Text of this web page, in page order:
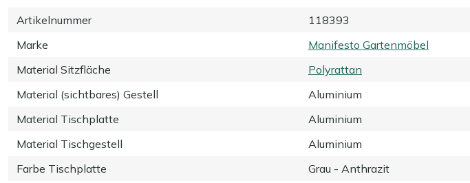
Artikelnummer
118393
Marke
Manifesto Gartenmöbel
Material Sitzfläche
Polyrattan
Material (sichtbares) Gestell
Aluminium
Material Tischplatte
Aluminium
Material Tischgestell
Aluminium
Farbe Tischplatte
Grau - Anthrazit